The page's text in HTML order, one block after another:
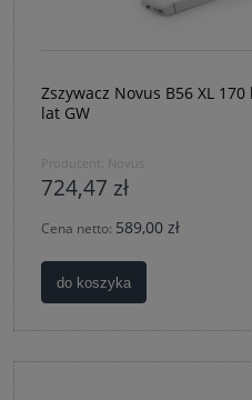
Zszywacz Novus B56 XL
lat GW
Producent: Novus
724,47 zł
Cena netto: 589,00 zł
do koszyka